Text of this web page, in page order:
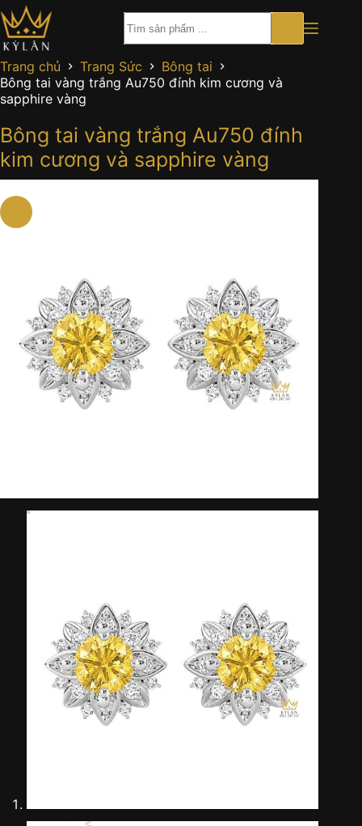
Chuyển
đến
phần
nội
dung
Trang chủ Trang Sức
Bông tai
Bông tai vàng trắng Au750 đính kim cương và
sapphire vàng
Bông tai vàng trắng Au750 đính
kim cương và sapphire vàng